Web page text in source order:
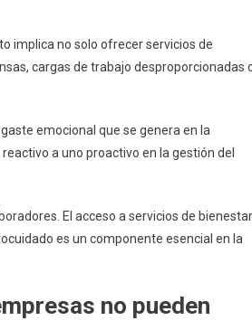
implica no solo ofrecer servicios de
cargas de trabajo desproporcionadas
emocional que se genera en la
a uno proactivo en la gestión del
El acceso a servicios de bienestar
es un componente esencial en la
no pueden